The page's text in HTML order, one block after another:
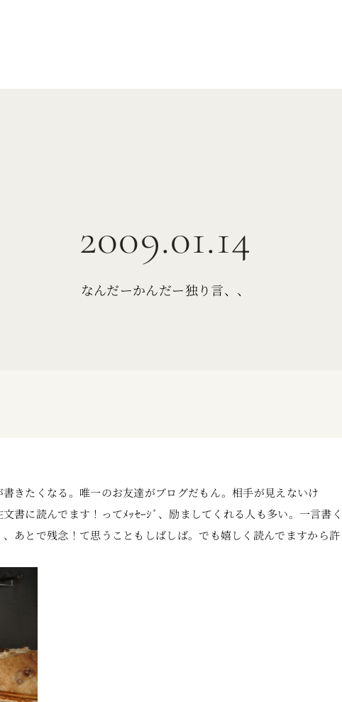
2009.01.14
なんだーかんだー独り言、、
きたくなる。唯一のお友達がブログだもん。相手が見えないけ
書に読んでます！ってﾒｯｾｰｼﾞ、励ましてくれる人も多い。一言書く
あとで残念！て思うこともしばしば。でも嬉しく読んでますから許